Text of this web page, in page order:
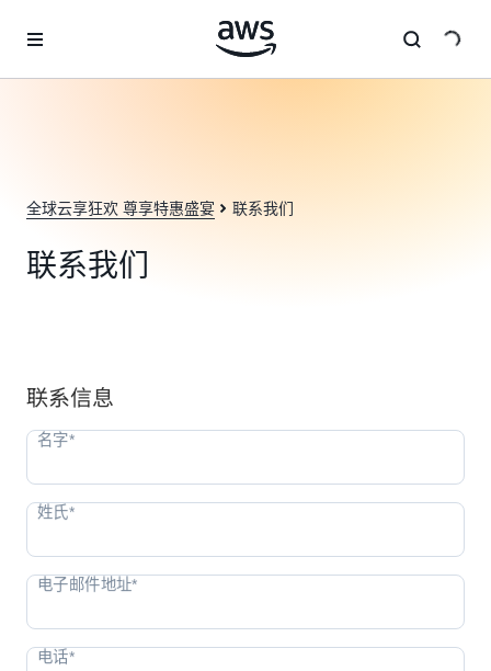
全球云享狂欢 尊享特惠盛宴 联系我们
联系我们
联系信息